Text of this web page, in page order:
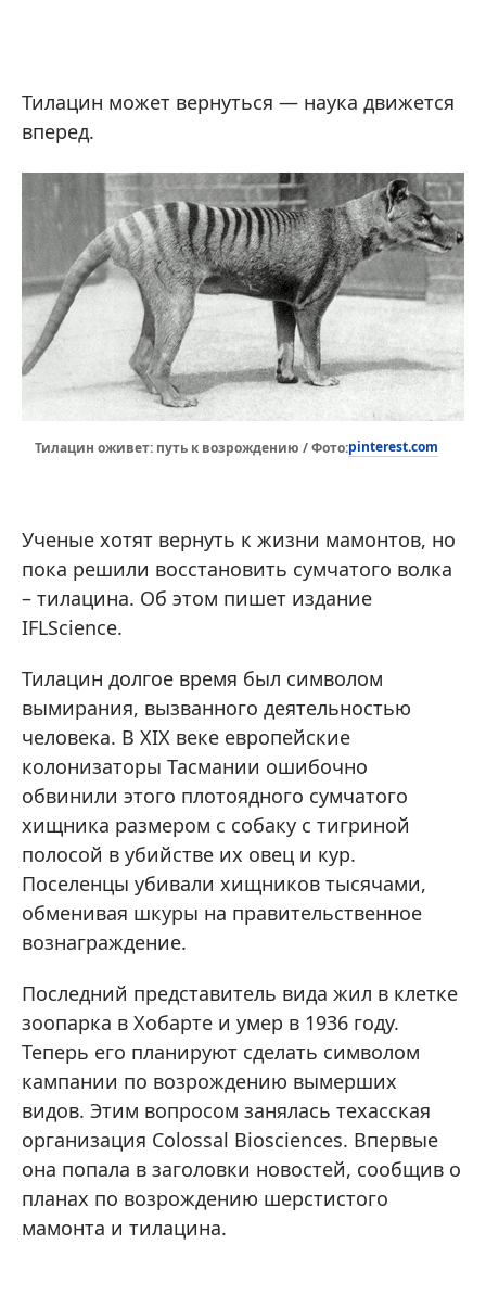
Тилацин может вернуться — наука движется
вперед.
Тилацин оживет: путь к возрождению / Фото:pinterest.com
Ученые хотят вернуть к жизни мамонтов, но
пока решили восстановить сумчатого волка
– тилацина. Об этом пишет издание
IFLScience.
Тилацин долгое время был символом
вымирания, вызванного деятельностью
человека. В XIX веке европейские
колонизаторы Тасмании ошибочно
обвинили этого плотоядного сумчатого
хищника размером с собаку с тигриной
полосой в убийстве их овец и кур.
Поселенцы убивали хищников тысячами,
обменивая шкуры на правительственное
вознаграждение.
Последний представитель вида жил в клетке
зоопарка в Хобарте и умер в 1936 году.
Теперь его планируют сделать символом
кампании по возрождению вымерших
видов. Этим вопросом занялась техасская
организация Colossal Biosciences. Впервые
она попала в заголовки новостей, сообщив о
планах по возрождению шерстистого
мамонта и тилацина.